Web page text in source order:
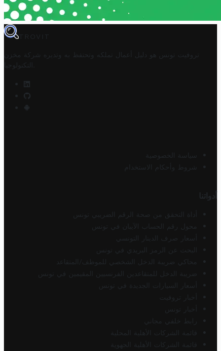
TROVIT
تروفيت تونس هو دليل أعمال تملكه وتحتفظ به وتديره
شركة مخزن
التكنولوجيا
سياسة الخصوصية
شروط وأحكام الاستخدام
أدواتنا
أداة التحقق من صحة الرقم الضريبي تونس
محول رقم الحساب الآيبان في تونس
أسعار صرف الدينار التونسي
البحث عن الرمز البريدي في تونس
محاكي ضريبة الدخل الشخصي للموظف/المتقاعد
ضريبة الدخل للمتقاعدين الفرنسيين المقيمين في تونس
أسعار السيارات الجديدة في تونس
أخبار تروفيت
أخبار تونس
رابط خلفي مجاني
قائمة الشركات الأهلية المحلية
قائمة الشركات الأهلية الجهوية